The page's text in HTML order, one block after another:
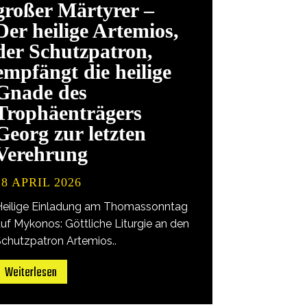
Märtyrer –
heilige Artemios,
Schutzpatron,
die heilige
des
zur letzten
APRIL 2026
Einladung am Thomassonntag
Mykonos: Göttliche Liturgie an den
Artemios..
Weiterlesen